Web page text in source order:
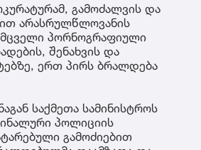
გამოძალვის და
არასრულწლოვანის
პორნოგრაფიული
შენახვის და
ერთ პირს ბრალდება
საქმეთა სამინისტროს
პოლიციის
გამოძიებით